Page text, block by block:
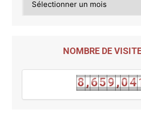
NOMBRE DE
8
8
,
,
6
6
5
5
9
9
,
,
0
0
4
4